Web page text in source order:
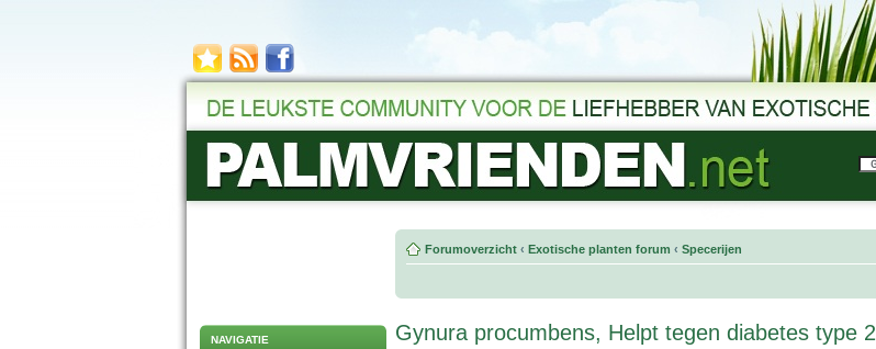
NAVIGATIE
Forumoverzicht ‹ Exotische planten forum ‹ Specerijen
Gynura procumbens, Helpt tegen diabetes type 2